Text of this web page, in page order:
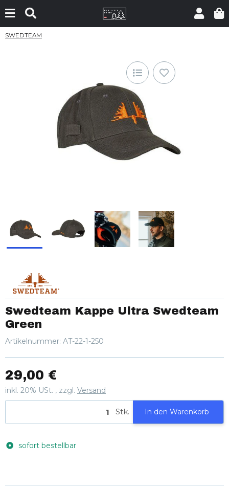
SWEDTEAM
Swedteam Kappe Ultra Swedteam
Green
Artikelnummer: AT-22-1-250
29,00 €
inkl. 20% USt. , zzgl. Versand
Stk. In den Warenkorb
sofort bestellbar